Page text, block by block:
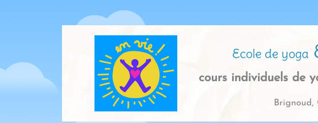
Ecole de yoga
cours individuels de
Brignoud,